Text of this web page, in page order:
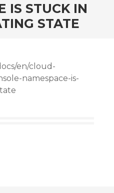
IS STUCK IN
STATE
en/cloud-
namespace-is-